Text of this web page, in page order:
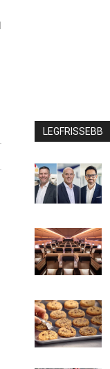
LEGFRISSEBB